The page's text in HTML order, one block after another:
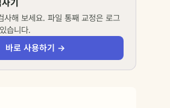
기
사해 보세요. 파일 통째 교정은 로그
습니다.
바로 사용하기 →